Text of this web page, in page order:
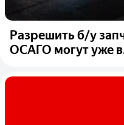
Разрешить б/у
ОСАГО могут уже